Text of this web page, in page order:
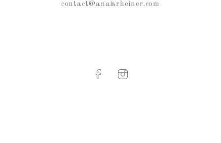
contact@anaisrheiner.com